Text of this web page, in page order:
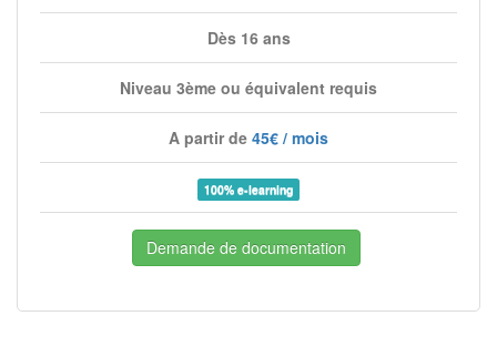
Dès 16 ans
Niveau 3ème ou équivalent requis
A partir de 45€ / mois
100% e-learning
Demande de documentation